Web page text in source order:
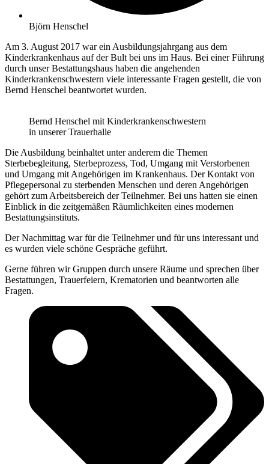
Björn Henschel
Am 3. August 2017 war ein Ausbildungsjahrgang aus dem
Kinderkrankenhaus auf der Bult bei uns im Haus. Bei einer Führung
durch unser Bestattungshaus haben die angehenden
Kinderkrankenschwestern viele interessante Fragen gestellt, die von
Bernd Henschel beantwortet wurden.
Bernd Henschel mit Kinderkrankenschwestern
in unserer Trauerhalle
Die Ausbildung beinhaltet unter anderem die Themen
Sterbebegleitung, Sterbeprozess, Tod, Umgang mit Verstorbenen
und Umgang mit Angehörigen im Krankenhaus. Der Kontakt von
Pflegepersonal zu sterbenden Menschen und deren Angehörigen
gehört zum Arbeitsbereich der Teilnehmer. Bei uns hatten sie einen
Einblick in die zeitgemäßen Räumlichkeiten eines modernen
Bestattungsinstituts.
Der Nachmittag war für die Teilnehmer und für uns interessant und
es wurden viele schöne Gespräche geführt.
Gerne führen wir Gruppen durch unsere Räume und sprechen über
Bestattungen, Trauerfeiern, Krematorien und beantworten alle
Fragen.